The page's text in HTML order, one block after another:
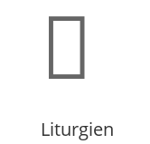

Liturgien